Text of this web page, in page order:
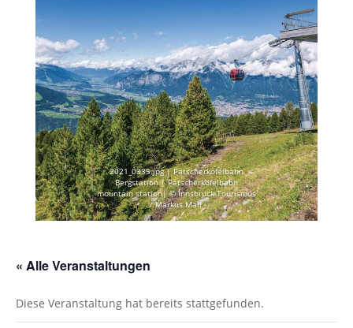
2021_0335.jpg | Patscherkofelbahn
Bergstation | Patscherkofelbahn
mountain station| © Innsbruck Tourismus
/ Markus Mair
« Alle Veranstaltungen
Diese Veranstaltung hat bereits stattgefunden.